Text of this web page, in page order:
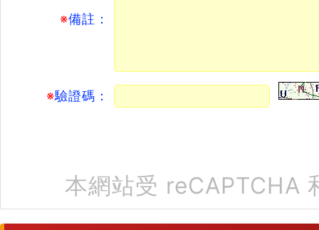
※備註：
※驗證碼：
本網站受 reCAPTCHA